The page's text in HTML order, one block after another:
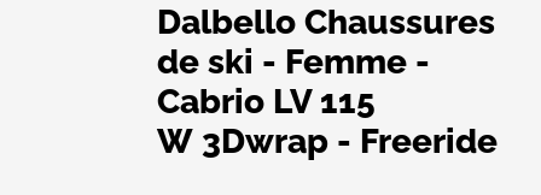
Dalbello Chaussures
de ski - Femme -
Cabrio LV 115
W 3Dwrap - Freeride